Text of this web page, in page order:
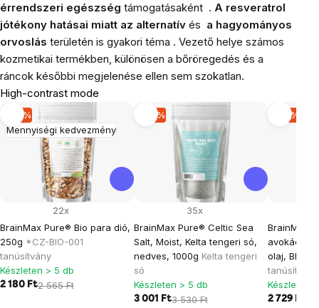
érrendszeri egészség támogatásaként . A resveratrol
jótékony hatásai miatt az alternatív és a hagyományos
orvoslás területén is gyakori téma . Vezető helye számos
kozmetikai termékben, különösen a bőröregedés és a
ráncok későbbi megjelenése ellen sem szokatlan.
High-contrast mode
Mennyiségi kedvezmény
-15 %
BrainMax Pure® Bio para dió,
250g *CZ-BIO-001
tanúsítvány
22x
Készleten > 5 db
2 180 Ft2 565 Ft
-15 %
BrainMax Pure® Celtic Sea
Salt, Moist, Kelta tengeri só,
nedves, 1000g Kelta tengeri
só
35x
Készleten > 5 db
3 001 Ft3 530 Ft
-15 %
BrainMax
avokádó
olaj, BIO,
tanúsítvány
Készleten
2 729 Ft